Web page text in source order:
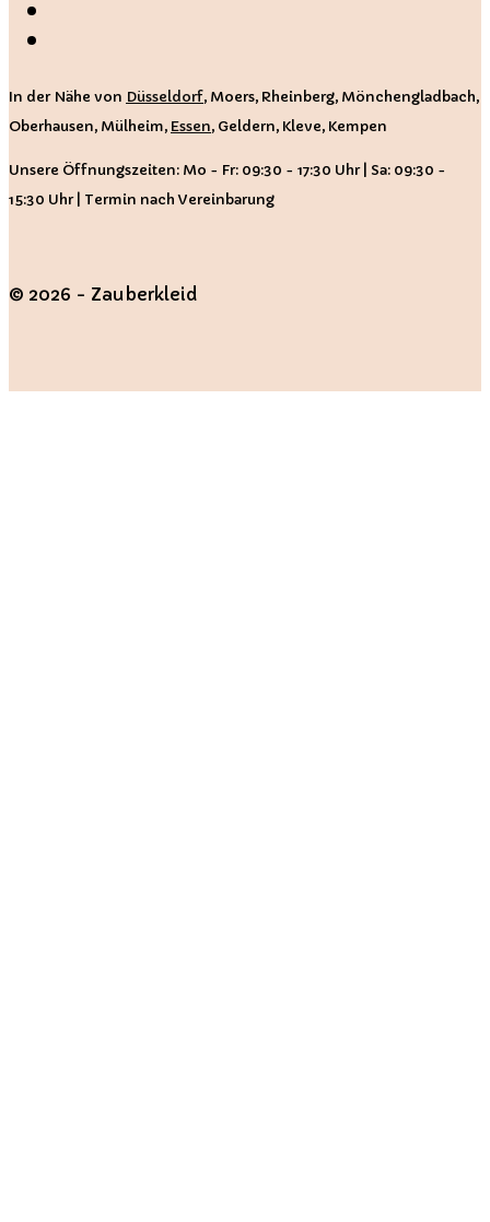
In der Nähe von Düsseldorf, Moers, Rheinberg, Mönchengladbach,
Oberhausen, Mülheim, Essen, Geldern, Kleve, Kempen
Unsere Öffnungszeiten: Mo - Fr: 09:30 - 17:30 Uhr | Sa: 09:30 -
15:30 Uhr | Termin nach Vereinbarung
© 2026 - Zauberkleid